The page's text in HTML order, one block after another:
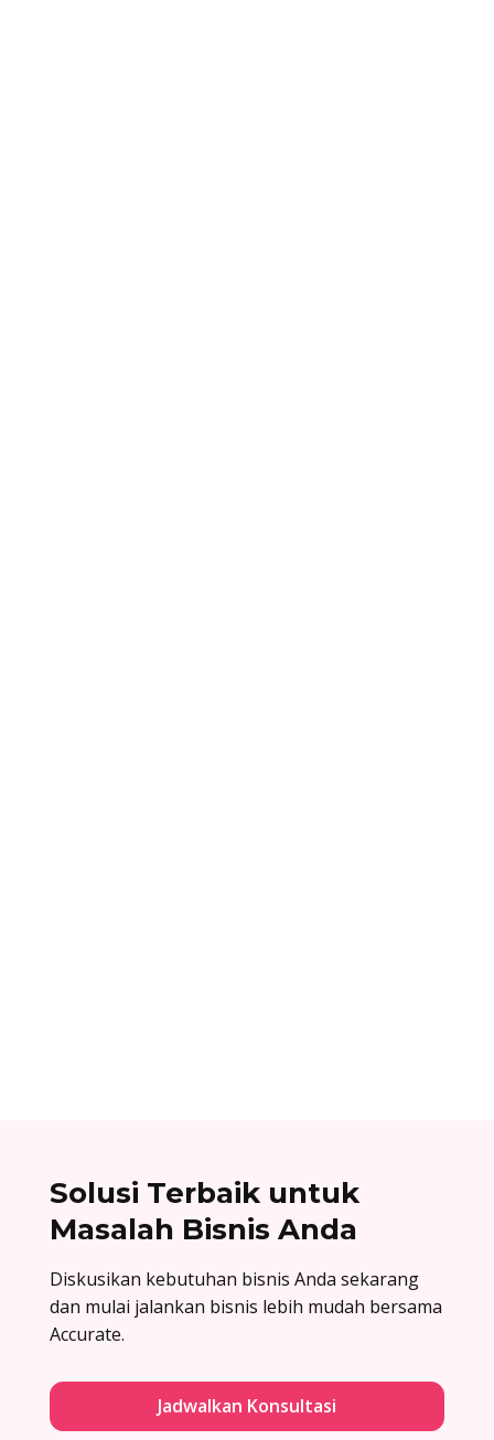
Solusi Terbaik untuk
Masalah Bisnis Anda
Diskusikan kebutuhan bisnis Anda sekarang
dan mulai jalankan bisnis lebih mudah bersama
Accurate.
Jadwalkan Konsultasi